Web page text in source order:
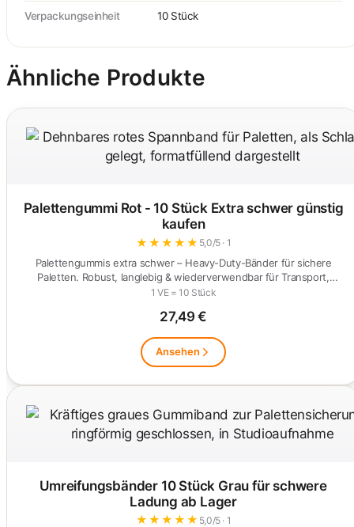
Verpackungseinheit 10 Stück
Ähnliche Produkte
Palettengummi Rot - 10 Stück Extra schwer günstig
kaufen
★ ★ ★ ★ ★ 5,0/5 · 1
Palettengummis extra schwer – Heavy-Duty-Bänder für sichere
Paletten. Robust, langlebig & wiederverwendbar für Transport,
Lager…
1 VE = 10 Stück
27,49 €
Ansehen
Umreifungsbänder 10 Stück Grau für schwere
Ladung ab Lager
★ ★ ★ ★ ★ 5,0/5 · 1